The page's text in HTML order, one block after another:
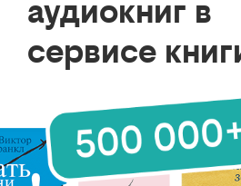
аудиокниг в
сервисе